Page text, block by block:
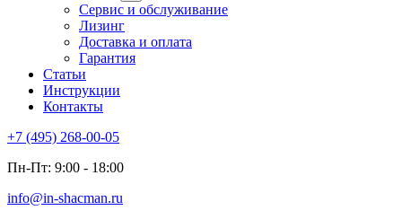
Сервис и обслуживание
Лизинг
Доставка и оплата
Гарантия
Статьи
Инструкции
Контакты
+7 (495) 268-00-05
Пн-Пт: 9:00 - 18:00
info@in-shacman.ru